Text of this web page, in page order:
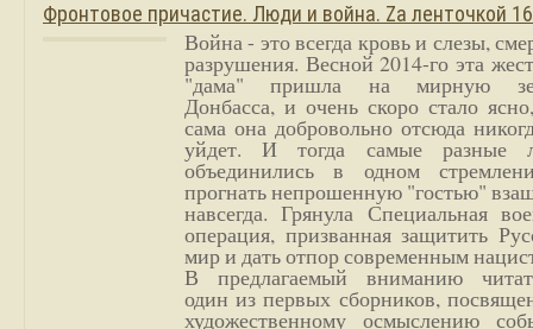
Фронтовое причастие. Люди и война. Zа ленточкой
Война - это всегда кровь и слезы,
разрушения. Весной 2014-го эта
"дама" пришла на мирную
Донбасса, и очень скоро стало
сама она добровольно отсюда
уйдет. И тогда самые разные
объединились в одном
прогнать непрошенную "гостью"
навсегда. Грянула Специальная
операция, призванная защитить
мир и дать отпор современным
В предлагаемый вниманию
один из первых сборников,
художественному осмыслению